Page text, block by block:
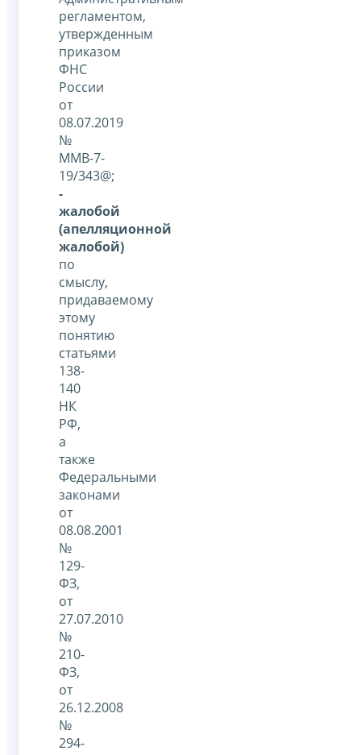
регламентом,
утвержденным
приказом
ФНС
России
от
08.07.2019
№
ММВ-7-
19/343@;
-
жалобой
(апелляционной
жалобой)
по
смыслу,
придаваемому
этому
понятию
статьями
138-
140
НК
РФ,
а
также
Федеральными
законами
от
08.08.2001
№
129-
ФЗ,
от
27.07.2010
№
210-
ФЗ,
от
26.12.2008
№
294-